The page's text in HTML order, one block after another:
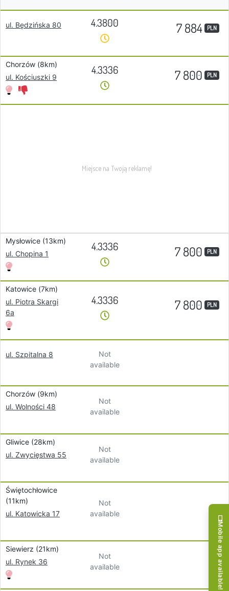
ul. Będzińska 80 4.3800 7 884 PLN
Chorzów (8km)
ul. Kościuszki 9
4.3336 7 800 PLN
Mysłowice (13km)
ul. Chopina 1
4.3336 7 800 PLN
Katowice (7km)
ul. Piotra Skargi
6a
4.3336 7 800 PLN
ul. Szpitalna 8
Not
available
Chorzów (9km)
ul. Wolności 48
Not
available
Gliwice (28km)
ul. Zwycięstwa 55
Not
available
Świętochłowice
(11km)
ul. Katowicka 17
Not
available
Siewierz (21km)
ul. Rynek 36
Not
available
Mobile app available!